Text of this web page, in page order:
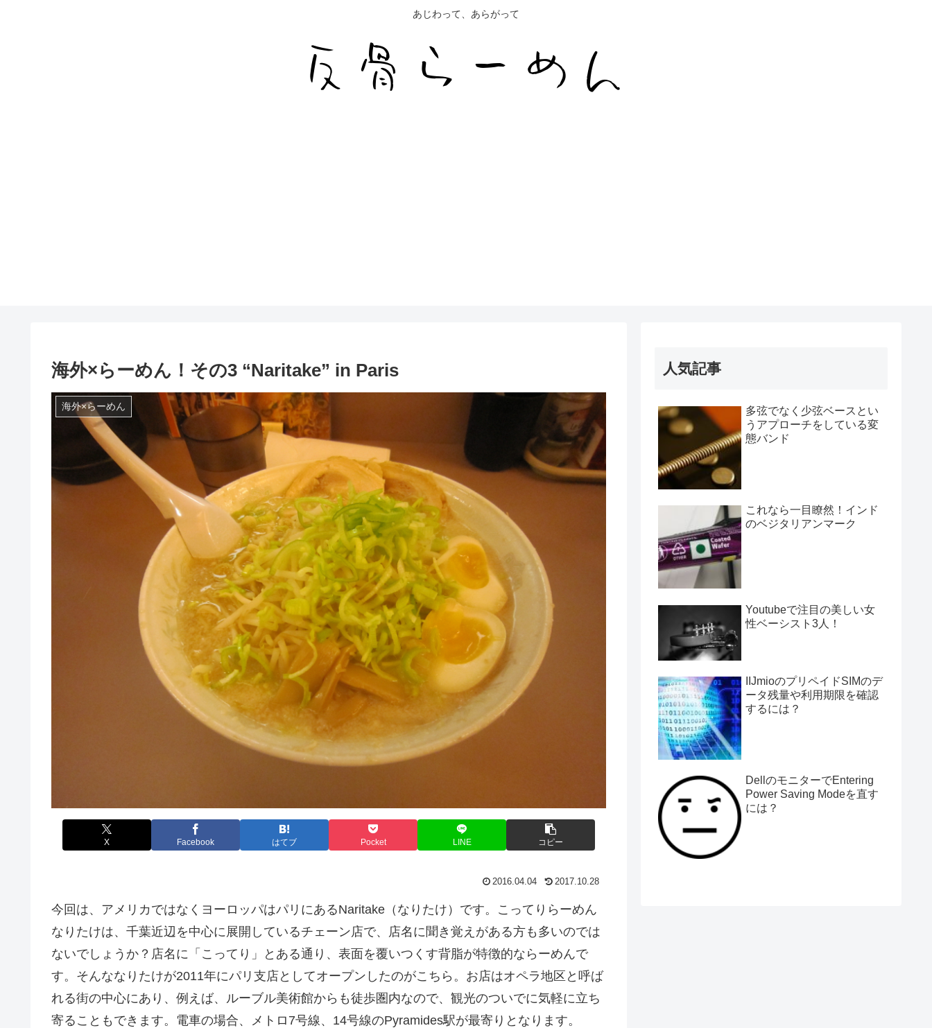
あじわって、あらがって
海外×らーめん！その3 “Naritake” in Paris
海外×らーめん
X Facebook はてブ Pocket LINE コピー
2016.04.04 2017.10.28
今回は、アメリカではなくヨーロッパはパリにあるNaritake（なりたけ）です。こってりらーめん
なりたけは、千葉近辺を中心に展開しているチェーン店で、店名に聞き覚えがある方も多いのでは
ないでしょうか？店名に「こってり」とある通り、表面を覆いつくす背脂が特徴的ならーめんで
す。そんななりたけが2011年にパリ支店としてオープンしたのがこちら。お店はオペラ地区と呼ば
れる街の中心にあり、例えば、ルーブル美術館からも徒歩圏内なので、観光のついでに気軽に立ち
寄ることもできます。電車の場合、メトロ7号線、14号線のPyramides駅が最寄りとなります。
人気記事
多弦でなく少弦ベースとい
うアプローチをしている変
態バンド
これなら一目瞭然！インド
のベジタリアンマーク
Youtubeで注目の美しい女
性ベーシスト3人！
IIJmioのプリペイドSIMのデ
ータ残量や利用期限を確認
するには？
DellのモニターでEntering
Power Saving Modeを直す
には？